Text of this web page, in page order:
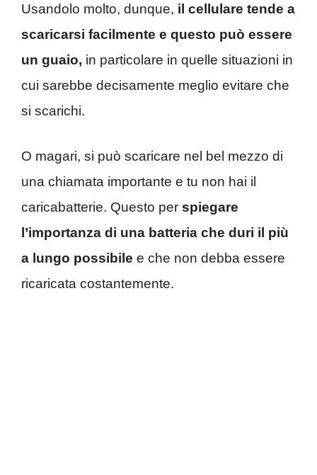
Usandolo molto, dunque, il cellulare tende a
scaricarsi facilmente e questo può essere
un guaio, in particolare in quelle situazioni in
cui sarebbe decisamente meglio evitare che
si scarichi.
O magari, si può scaricare nel bel mezzo di
una chiamata importante e tu non hai il
caricabatterie. Questo per spiegare
l’importanza di una batteria che duri il più
a lungo possibile e che non debba essere
ricaricata costantemente.